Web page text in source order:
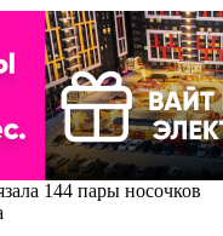
144 пары носочков